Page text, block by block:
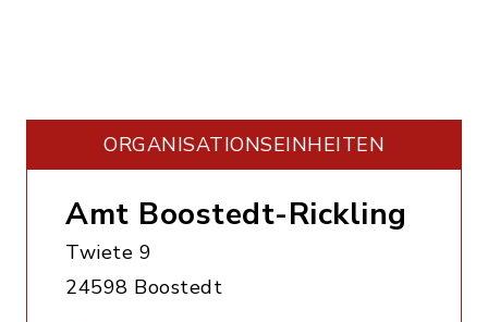
ORGANISATIONS­EINHEITEN
Amt Boostedt-Rickling
Twiete 9
24598 Boostedt